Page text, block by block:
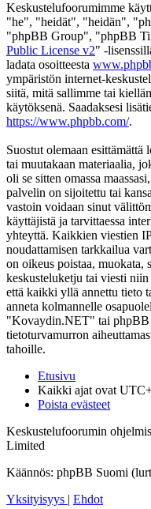
Keskustelufoorumimme
"he", "heidät", "heidän",
"phpBB Group", "phpBB
Public License v2" -
ladata osoitteesta
ympäristön internet-
siitä, mitä sallimme tai
käytöksenä. Saadaksesi
https://www.phpbb.com/.
Suostut olemaan esittämättä
tai muutakaan materiaalia,
oli se sitten omassa
palvelin on sijoitettu tai
vastoin voidaan sinut
käyttäjistä ja tarvittaessa
yhteyttä. Kaikkien viestien
noudattamisen tarkkailua
on oikeus poistaa, muokata,
keskusteluketju tai viesti niin
että kaikki yllä annettu tieto
anneta kolmannelle
"Kovaydin.NET" tai phpBB
tietoturvamurron
tahoille.
Etusivu
Kaikki ajat ovat
Poista evästeet
Keskustelufoorumin
Limited
Käännös: phpBB Suomi
Yksityisyys | Ehdot